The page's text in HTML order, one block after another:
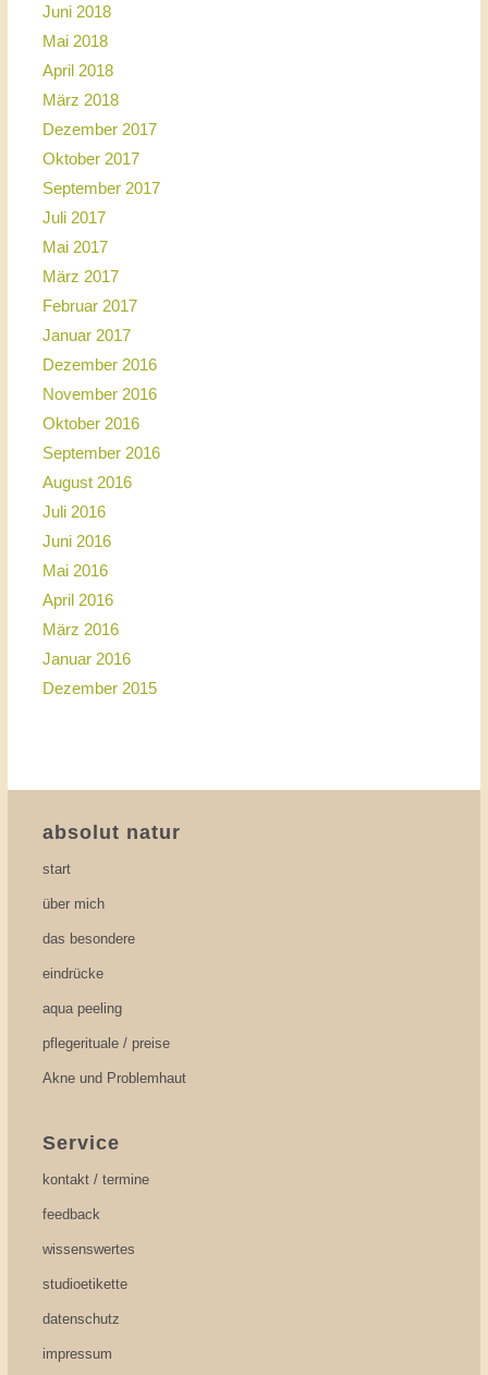
Juni 2018
Mai 2018
April 2018
März 2018
Dezember 2017
Oktober 2017
September 2017
Juli 2017
Mai 2017
März 2017
Februar 2017
Januar 2017
Dezember 2016
November 2016
Oktober 2016
September 2016
August 2016
Juli 2016
Juni 2016
Mai 2016
April 2016
März 2016
Januar 2016
Dezember 2015
absolut natur
start
über mich
das besondere
eindrücke
aqua peeling
pflegerituale / preise
Akne und Problemhaut
Service
kontakt / termine
feedback
wissenswertes
studioetikette
datenschutz
impressum